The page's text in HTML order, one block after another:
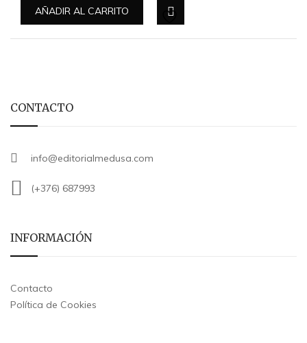
AÑADIR AL CARRITO
CONTACTO
info@editorialmedusa.com
(+376) 687993
INFORMACIÓN
Contacto
Política de Cookies